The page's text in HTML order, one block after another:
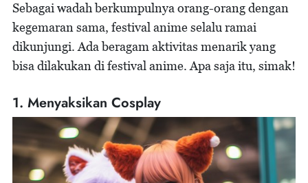
Sebagai wadah berkumpulnya orang-orang dengan
kegemaran sama, festival anime selalu ramai
dikunjungi. Ada beragam aktivitas menarik yang
bisa dilakukan di festival anime. Apa saja itu, simak!
1. Menyaksikan Cosplay